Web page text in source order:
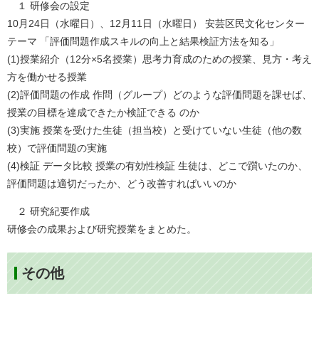
​​ １ 研修会の設定
10月24日（水曜日）、12月11日（水曜日） 安芸区民文化センター
テーマ 「評価問題作成スキルの向上と結果検証方法を知る」
(1)授業紹介（12分×5名授業）思考力育成のための授業、見方・考え
方を働かせる授業
(2)評価問題の作成 作問（グループ）どのような評価問題を課せば、
授業の目標を達成できたか検証できる のか
(3)実施 授業を受けた生徒（担当校）と受けていない生徒（他の数
校）で評価問題の実施
(4)検証 データ比較 授業の有効性検証 生徒は、どこで躓いたのか、
評価問題は適切だったか、どう改善すればいいのか
２ 研究紀要作成
研修会の成果および研究授業をまとめた。
その他